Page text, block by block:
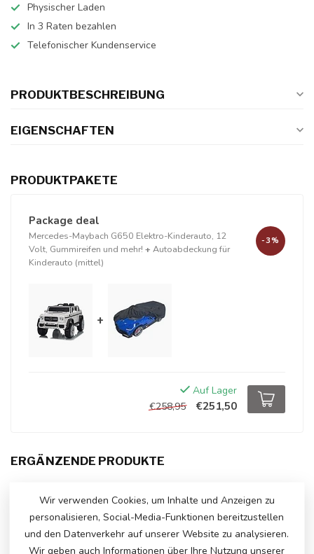
Physischer Laden
In 3 Raten bezahlen
Telefonischer Kundenservice
PRODUKTBESCHREIBUNG
EIGENSCHAFTEN
PRODUKTPAKETE
Package deal
Mercedes-Maybach G650 Elektro-Kinderauto, 12
Volt, Gummireifen und mehr! + Autoabdeckung für
Kinderauto (mittel)
-3%
+
Auf Lager
€258,95
€251,50
ERGÄNZENDE PRODUKTE
MERCEDES-BENZ GLC 63
Auf Lager
€290,00
€245,00
Wir verwenden Cookies, um Inhalte und Anzeigen zu
personalisieren, Social-Media-Funktionen bereitzustellen
und den Datenverkehr auf unserer Website zu analysieren.
Wir geben auch Informationen über Ihre Nutzung unserer